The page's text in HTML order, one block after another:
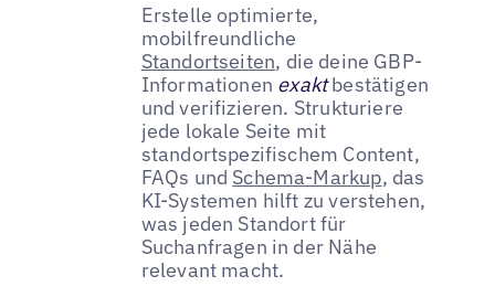
Erstelle optimierte,
mobilfreundliche
Standortseiten, die deine GBP-
Informationen exaktbestätigen
und verifizieren. Strukturiere
jede lokale Seite mit
standortspezifischem Content,
FAQs und Schema-Markup, das
KI-Systemen hilft zu verstehen,
was jeden Standort für
Suchanfragen in der Nähe
relevant macht.